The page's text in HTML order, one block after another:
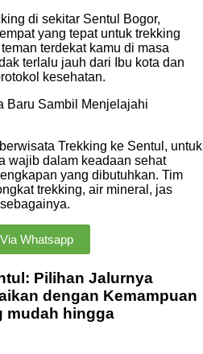
di sekitar Sentul Bogor,
yang tepat untuk trekking
terdekat kamu di masa
terlalu jauh dari Ibu kota dan
kesehatan.
Trekking ke Sentul, untuk
wajib dalam keadaan sehat
yang dibutuhkan. Tim
trekking, air mineral, jas
Whatsapp
Pilihan Jalurnya
dengan Kemampuan
mudah hingga